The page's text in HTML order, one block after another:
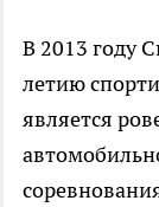
В 2013 году
летию
является